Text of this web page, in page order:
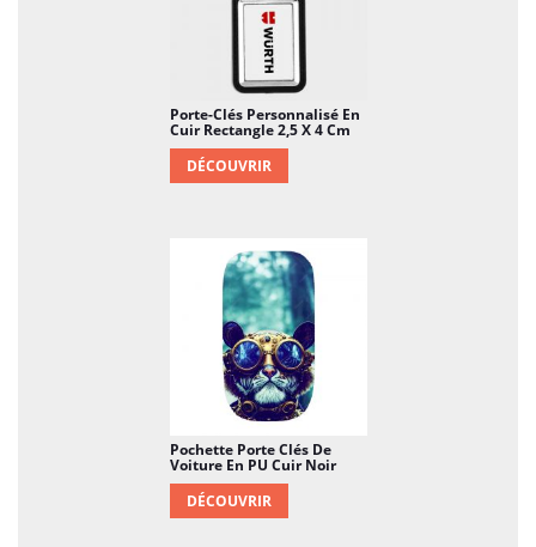
Porte-Clés Personnalisé En
Cuir Rectangle 2,5 X 4 Cm
DÉCOUVRIR
Pochette Porte Clés De
Voiture En PU Cuir Noir
DÉCOUVRIR